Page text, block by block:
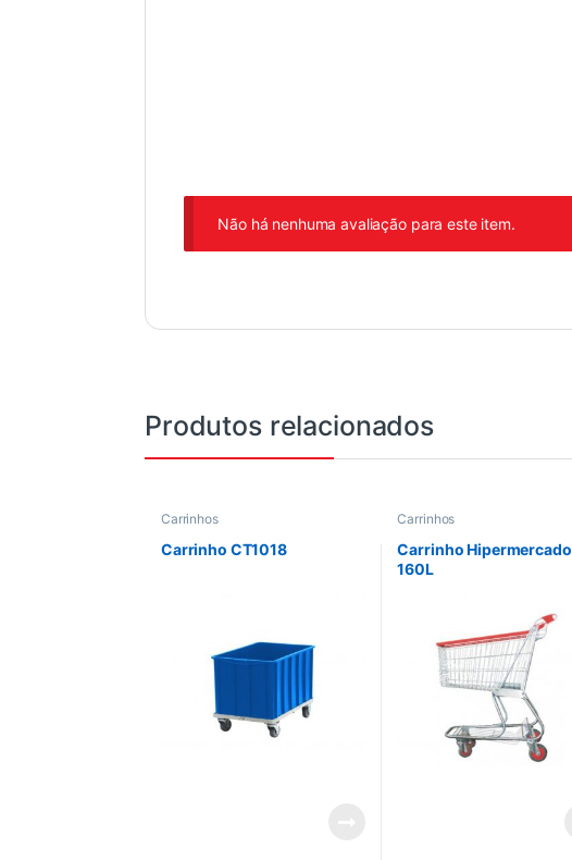
Não há nenhuma avaliação para este item.
Produtos relacionados
Carrinhos
Carrinho CT1018
Carrinhos
Carrinho Hipermercado
160L